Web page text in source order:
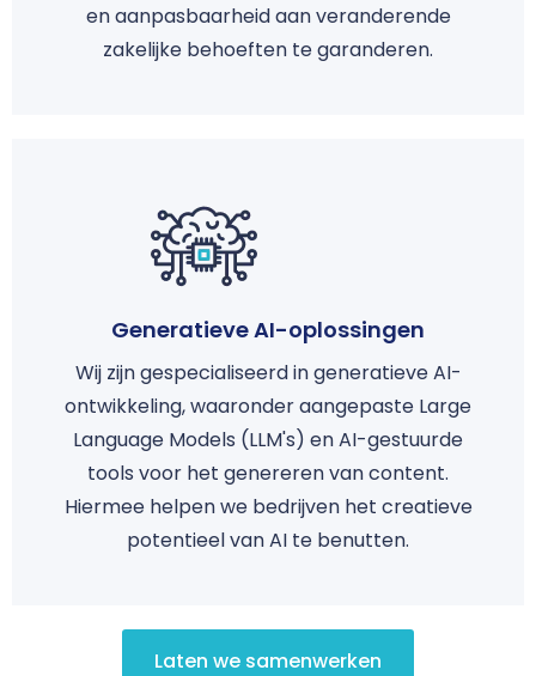
en aanpasbaarheid aan veranderende
zakelijke behoeften te garanderen.
Generatieve AI-oplossingen
Wij zijn gespecialiseerd in generatieve AI-
ontwikkeling, waaronder aangepaste Large
Language Models (LLM's) en AI-gestuurde
tools voor het genereren van content.
Hiermee helpen we bedrijven het creatieve
potentieel van AI te benutten.
Laten we samenwerken